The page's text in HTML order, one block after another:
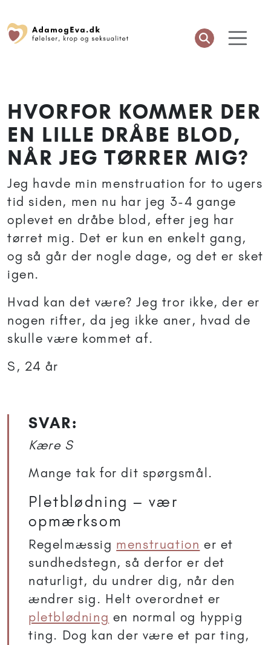
HVORFOR KOMMER DER
EN LILLE DRÅBE BLOD,
NÅR JEG TØRRER MIG?
Jeg havde min menstruation for to ugers
tid siden, men nu har jeg 3-4 gange
oplevet en dråbe blod, efter jeg har
tørret mig. Det er kun en enkelt gang,
og så går der nogle dage, og det er sket
igen.
Hvad kan det være? Jeg tror ikke, der er
nogen rifter, da jeg ikke aner, hvad de
skulle være kommet af.
S, 24 år
SVAR:
Kære S
Mange tak for dit spørgsmål.
Pletblødning – vær
opmærksom
Regelmæssig menstruation er et
sundhedstegn, så derfor er det
naturligt, du undrer dig, når den
ændrer sig. Helt overordnet er
pletblødning en normal og hyppig
ting. Dog kan der være et par ting,